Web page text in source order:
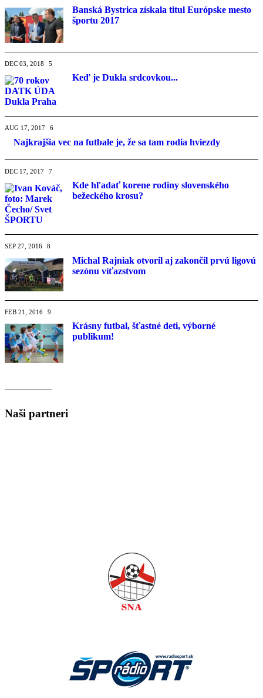
Banská Bystrica získala titul Európske mesto
športu 2017
DEC 03, 2018 5
Keď je Dukla srdcovkou...
AUG 17, 2017 6
Najkrajšia vec na futbale je, že sa tam rodia hviezdy
DEC 17, 2017 7
Kde hľadať korene rodiny slovenského
bežeckého krosu?
SEP 27, 2016 8
Michal Rajniak otvoril aj zakončil prvú ligovú
sezónu víťazstvom
FEB 21, 2016 9
Krásny futbal, šťastné deti, výborné
publikum!
Naši partneri